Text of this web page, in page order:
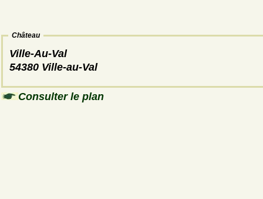
Château
Ville-Au-Val
54380 Ville-au-Val
Consulter le plan